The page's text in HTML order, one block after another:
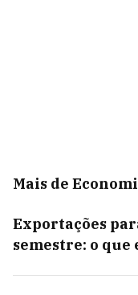
Mais de
Exportações
semestre: o